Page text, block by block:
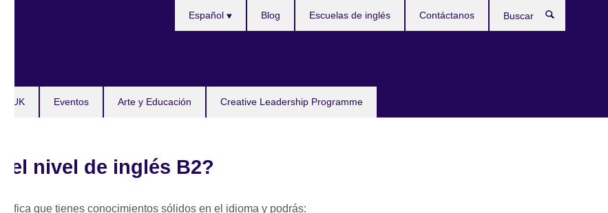
UK Eventos Arte y Educación Creative Leadership Programme
Español Blog Escuelas de inglés Contáctanos
el nivel de inglés B2?
que tienes conocimientos sólidos en el idioma y podrás: